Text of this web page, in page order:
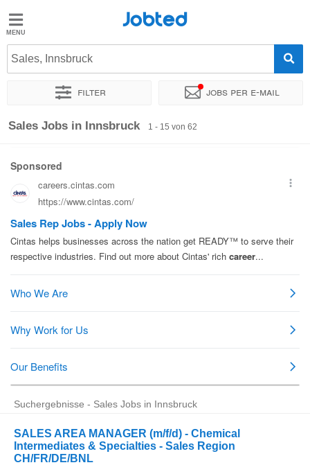
Jobted
Jobs
Jobted
Sales, Innsbruck
Filter Jobs per e-mail
Sortieren nach Genauer Standort Unternehmen
Sales Jobs in Innsbruck 1 - 15 von 62
Suchergebnisse - Sales Jobs in Innsbruck
SALES AREA MANAGER (m/f/d) - Chemical
Intermediates & Specialties - Sales Region
CH/FR/DE/BNL